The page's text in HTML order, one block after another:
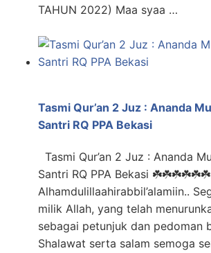
TAHUN 2022) Maa syaa …
Tasmi Qur’an 2 Juz : Ananda
Santri RQ PPA Bekasi
Tasmi Qur’an 2 Juz : Ananda
Santri RQ PPA Bekasi
Alhamdulillaahirabbil’alamiin..
milik Allah, yang telah
sebagai petunjuk dan pedoman
Shalawat serta salam semoga